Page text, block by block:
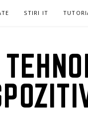
STIRI IT